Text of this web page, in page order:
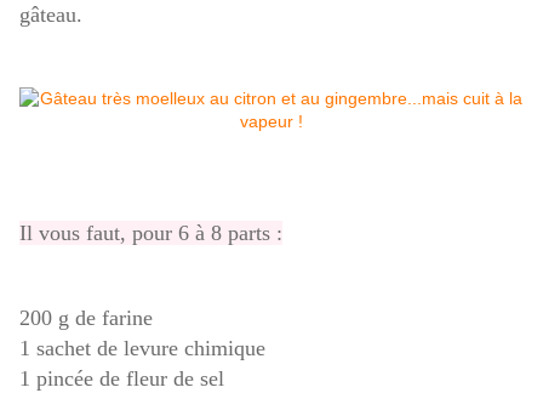
gâteau.
Il vous faut, pour 6 à 8 parts :
200 g de farine
1 sachet de levure chimique
1 pincée de fleur de sel